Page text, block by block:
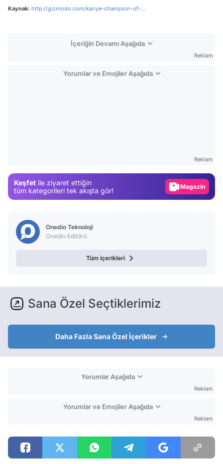
Kaynak: http://gizmodo.com/kanye-champion-of-...
İçeriğin Devamı Aşağıda
Reklam
Yorumlar ve Emojiler Aşağıda
Reklam
Keşfet ile ziyaret ettiğin
tüm kategorileri tek akışta gör!
Magazin
Onedio Teknoloji
Onedio Editörü
Tüm içerikleri
Sana Özel Seçtiklerimiz
Daha Fazla Sana Özel İçerikler
Yorumlar Aşağıda
Reklam
Yorumlar ve Emojiler Aşağıda
Reklam